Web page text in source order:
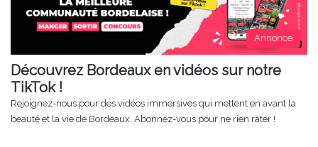
Annonce
Découvrez Bordeaux en vidéos sur notre
TikTok !
Rejoignez-nous pour des vidéos immersives qui mettent en avant la
beauté et la vie de Bordeaux. Abonnez-vous pour ne rien rater !